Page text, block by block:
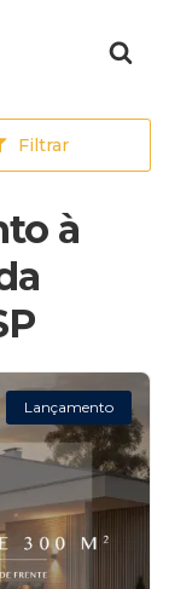
Filtrar
à
Lançamento